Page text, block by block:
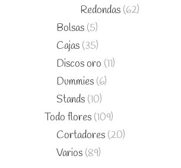
Redondas (62)
Bolsas (5)
Cajas (35)
Discos oro (11)
Dummies (6)
Stands (10)
Todo flores (109)
Cortadores (20)
Varios (89)